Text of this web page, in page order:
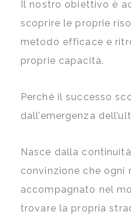
Il nostro obiettivo è
scoprire le proprie
metodo efficace e
proprie capacità.
Perché il successo
dall’emergenza
Nasce dalla
convinzione che ogni
accompagnato nel
trovare la propria